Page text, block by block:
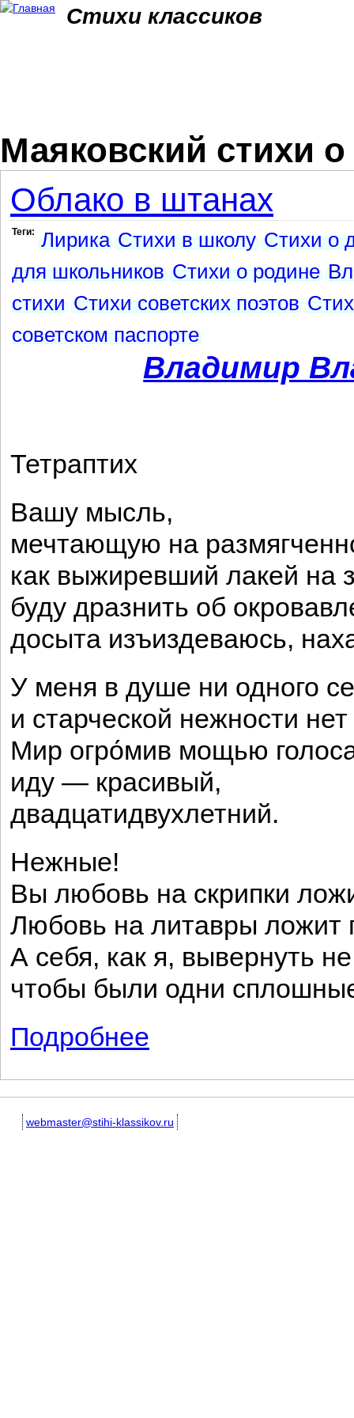
Стихи классиков
Маяковский стихи
Облако в штанах
Теги: Лирика Стихи в школу Стихи о
для школьников Стихи о родине
стихи Стихи советских поэтов
советском паспорте
Владимир
Тетраптих
Вашу мысль,
мечтающую на
как выжиревший лакей на
буду дразнить об
досыта изъиздеваюсь,
У меня в душе ни одного
и старческой нежности
Мир огро́мив мощью
иду — красивый,
двадцатидвухлетний.
Нежные!
Вы любовь на скрипки
Любовь на литавры ложит
А себя, как я, вывернуть
чтобы были одни
Подробнее
webmaster@stihi-klassikov.ru